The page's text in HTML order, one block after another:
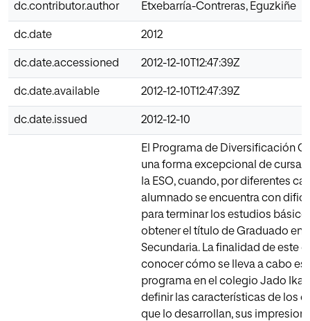
dc.contributor.author Etxebarría-Contreras, Eguzkiñe
dc.date 2012
dc.date.accessioned 2012-12-10T12:47:39Z
dc.date.available 2012-12-10T12:47:39Z
dc.date.issued 2012-12-10
El Programa de Diversificación
una forma excepcional de cursar
la ESO, cuando, por diferentes
alumnado se encuentra con
para terminar los estudios
obtener el título de Graduado en
Secundaria. La finalidad de este
conocer cómo se lleva a cabo
programa en el colegio Jado
definir las características de los
que lo desarrollan, sus